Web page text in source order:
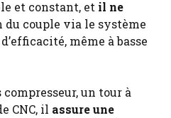
et constant, et il ne
du couple via le système
même à basse
compresseur, un tour à
CNC, il assure une